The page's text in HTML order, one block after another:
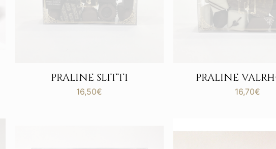
PRALINE SLITTI
16,50€
PRALINE
16,70€